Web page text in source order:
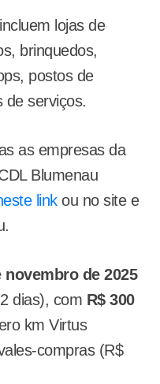
lojas de
brinquedos,
postos de
de serviços.
as empresas da
Blumenau
linkou no site e
novembro de 2025
dias), com R$ 300
km Virtus
compras (R$